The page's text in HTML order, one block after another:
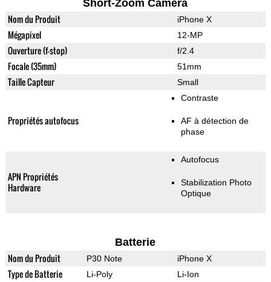
Short-Zoom Camera
Nom du Produit iPhone X
Mégapixel 12-MP
Ouverture (f-stop) f/2.4
Focale (35mm) 51mm
Taille Capteur Small
Propriétés autofocus
Contraste
AF à détection de
phase
APN Propriétés
Hardware
Autofocus
Stabilization Photo
Optique
Batterie
Nom du Produit P30 Note iPhone X
Type de Batterie Li-Poly Li-Ion